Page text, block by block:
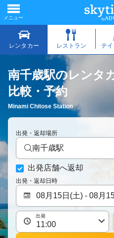
南千歳駅のレンタ
比較・予約
Minami Chitose Station
出発・返却場所
南千歳駅
出発店舗へ返却
出発・返却日時
出発